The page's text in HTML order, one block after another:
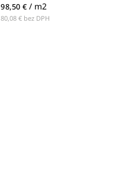
80,08 € bez DPH
98,50 € / m2